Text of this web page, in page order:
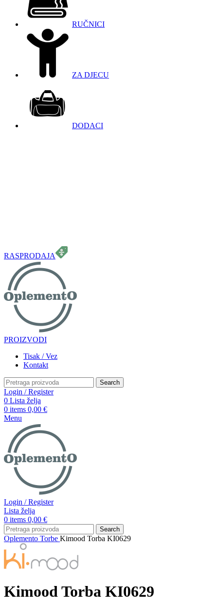
RUČNICI
ZA DJECU
DODACI
RASPRODAJA
PROIZVODI
Tisak / Vez
Kontakt
Search
Login / Register
0 Lista želja
0 items 0,00 €
Menu
Login / Register
Lista želja
0 items 0,00 €
Search
Oplemento Torbe Kimood Torba KI0629
Kimood Torba KI0629